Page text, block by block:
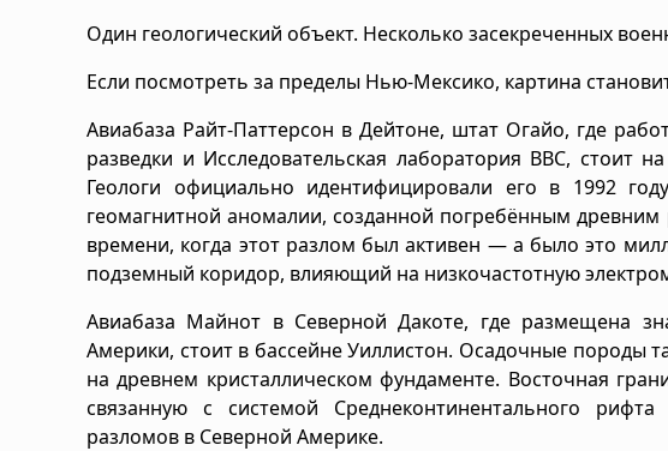
Один геологический объект. Несколько засекреченных
Если посмотреть за пределы Нью-Мексико, картина
Авиабаза Райт-Паттерсон в Дейтоне, штат Огайо, где
разведки и Исследовательская лаборатория ВВС, стоит
Геологи официально идентифицировали его в 1992
геомагнитной аномалии, созданной погребённым
времени, когда этот разлом был активен — а было это
подземный коридор, влияющий на низкочастотную
Авиабаза Майнот в Северной Дакоте, где размещена
Америки, стоит в бассейне Уиллистон. Осадочные породы
на древнем кристаллическом фундаменте. Восточная
связанную с системой Среднеконтинентального
разломов в Северной Америке.